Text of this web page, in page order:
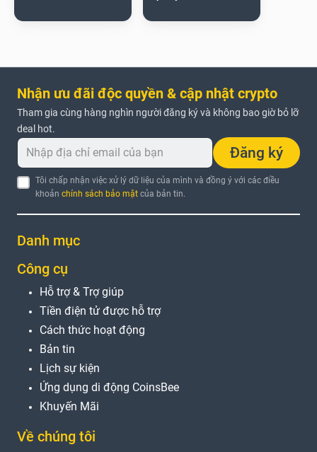
Nhận ưu đãi độc quyền & cập nhật crypto
Tham gia cùng hàng nghìn người đăng ký và không bao giờ bỏ lỡ
deal hot.
Đăng ký
Tôi chấp nhận việc xử lý dữ liệu của mình và đồng ý với các điều
khoảnchính sách bảo mật của bản tin.
Danh mục
Công cụ
Hỗ trợ & Trợ giúp
Tiền điện tử được hỗ trợ
Cách thức hoạt động
Bản tin
Lịch sự kiện
Ứng dụng di động CoinsBee
Khuyến Mãi
Về chúng tôi